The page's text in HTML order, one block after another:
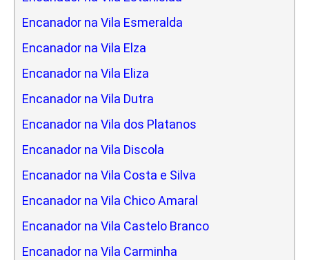
Encanador na Vila Esmeralda
Encanador na Vila Elza
Encanador na Vila Eliza
Encanador na Vila Dutra
Encanador na Vila dos Platanos
Encanador na Vila Discola
Encanador na Vila Costa e Silva
Encanador na Vila Chico Amaral
Encanador na Vila Castelo Branco
Encanador na Vila Carminha